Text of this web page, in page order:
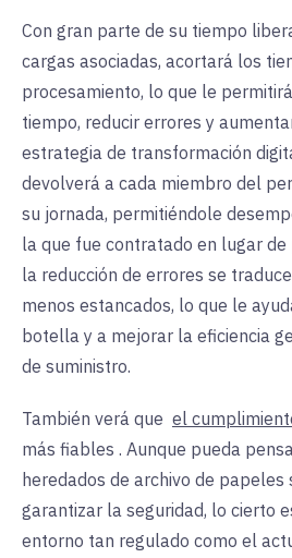
Con gran parte de su tiempo
cargas asociadas, acortará los
procesamiento, lo que le
tiempo, reducir errores y
estrategia de transformación
devolverá a cada miembro del
su jornada, permitiéndole
la que fue contratado en lugar
la reducción de errores se
menos estancados, lo que le
botella y a mejorar la eficiencia
de suministro.
También verá que el
más fiables . Aunque pueda
heredados de archivo de papeles
garantizar la seguridad, lo cierto
entorno tan regulado como el